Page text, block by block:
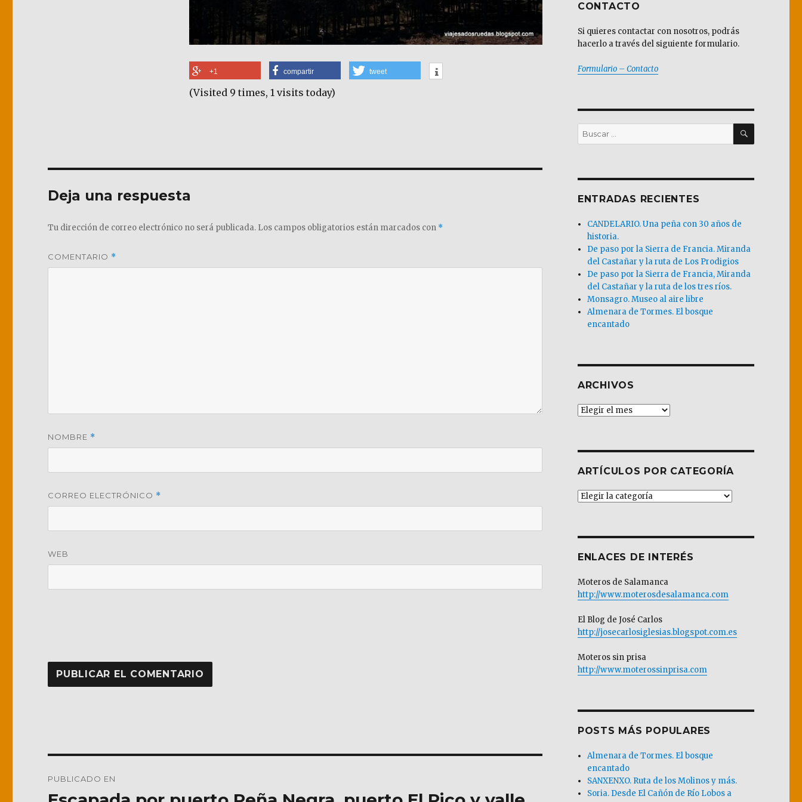
+1 compartir tweet
(Visited 9 times, 1 visits today)
Deja una respuesta
Tu dirección de correo electrónico no será publicada. Los campos obligatorios están marcados con *
COMENTARIO *
NOMBRE *
CORREO ELECTRÓNICO *
WEB
de
PUBLICADO EN
CONTACTO
Si quieres contactar con nosotros, podrás
hacerlo a través del siguiente formulario.
Formulario – Contacto
Buscar
por:
BUSCAR
ENTRADAS RECIENTES
CANDELARIO. Una peña con 30 años de
historia.
De paso por la Sierra de Francia. Miranda
del Castañar y la ruta de Los Prodigios
De paso por la Sierra de Francia, Miranda
del Castañar y la ruta de los tres ríos.
Monsagro. Museo al aire libre
Almenara de Tormes. El bosque
encantado
ARCHIVOS
Archivos
ARTÍCULOS POR CATEGORÍA
Artículos
ENLACES DE INTERÉS
Moteros de Salamanca
http://www.moterosdesalamanca.com
El Blog de José Carlos
http://josecarlosiglesias.blogspot.com.es
Moteros sin prisa
http://www.moterossinprisa.com
POSTS MÁS POPULARES
Almenara de Tormes. El bosque
encantado
SANXENXO. Ruta de los Molinos y más.
Soria. Desde El Cañón de Río Lobos a